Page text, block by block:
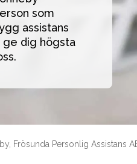
som
assistans
dig högsta
Frösunda Personlig Assistans